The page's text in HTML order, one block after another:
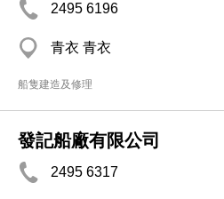
2495 6196
青衣 青衣
船隻建造及修理
發記船廠有限公司
2495 6317